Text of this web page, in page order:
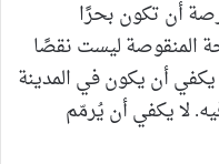
أن تكون بحرًا
المنقوصة ليست نقصًا
أن يكون في المدينة
لا يكفي أن يُرمّم